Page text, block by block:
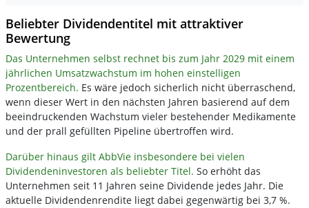
Beliebter Dividendentitel mit attraktiver
Bewertung
Das Unternehmen selbst rechnet bis zum Jahr 2029 mit einem
jährlichen Umsatzwachstum im hohen einstelligen
Prozentbereich. Es wäre jedoch sicherlich nicht überraschend,
wenn dieser Wert in den nächsten Jahren basierend auf dem
beeindruckenden Wachstum vieler bestehender Medikamente
und der prall gefüllten Pipeline übertroffen wird.
Darüber hinaus gilt AbbVie insbesondere bei vielen
Dividendeninvestoren als beliebter Titel. So erhöht das
Unternehmen seit 11 Jahren seine Dividende jedes Jahr. Die
aktuelle Dividendenrendite liegt dabei gegenwärtig bei 3,7 %.